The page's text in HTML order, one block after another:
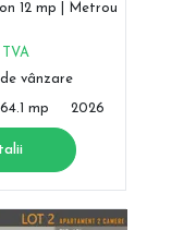
12 mp | Metrou
TVA
vânzare
64.1 mp 2026